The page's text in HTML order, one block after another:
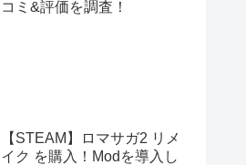
コミ&評価を調査！
【STEAM】ロマサガ2 リメ
イク を購入！Modを導入し